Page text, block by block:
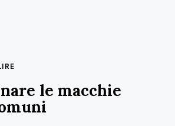
le macchie